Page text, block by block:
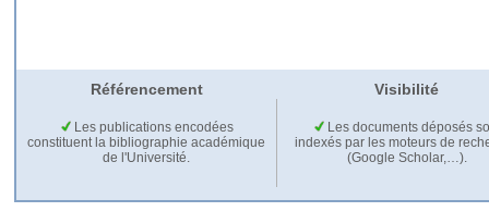
Référencement Visibilité
Les publications encodées
constituent la bibliographie académique
de l'Université.
Les documents déposés
indexés par les moteurs de
(Google Scholar,…).